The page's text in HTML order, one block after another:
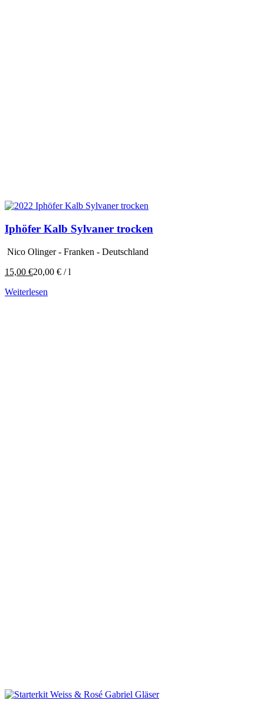
Iphöfer Kalb Sylvaner trocken
Nico Olinger - Franken - Deutschland
15,00 €20,00 € /l
Weiterlesen